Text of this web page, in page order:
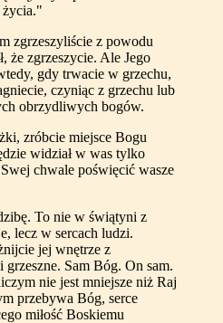
zgrzeszyliście z powodu
że zgrzeszycie. Ale Jego
gdy trwacie w grzechu,
czyniąc z grzechu lub
obrzydliwych bogów.
zróbcie miejsce Bogu
widział w was tylko
chwale poświęcić wasze
To nie w świątyni z
lecz w sercach ludzi.
jej wnętrze z
Sam Bóg. On sam.
nie jest mniejsze niż Raj
przebywa Bóg, serce
miłość Boskiemu